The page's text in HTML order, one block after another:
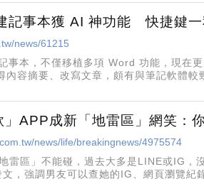
記事本獲 AI 神功能 快捷鍵一
news/61215
事本，不僅移植多項 Word 功能，現在
容摘要、改寫文章，頗有與筆記軟體較
APP成新「地雷區」網笑：
news/life/breakingnews/4975574
雷區」不能碰，過去大多是LINE或IG，
，強調男友可以查她的IG、網頁瀏覽紀